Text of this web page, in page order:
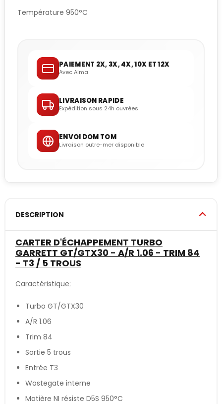
Température 950°C
PAIEMENT 2X, 3X, 4X, 10X ET 12X
Avec Alma
LIVRAISON RAPIDE
Expédition sous 24h ouvrées
ENVOI DOM TOM
Livraison outre-mer disponible
DESCRIPTION
CARTER D'ÉCHAPPEMENT TURBO
GARRETT GT/GTX30 - A/R 1.06 - TRIM 84
- T3 / 5 TROUS
Caractéristique:
Turbo GT/GTX30
A/R 1.06
Trim 84
Sortie 5 trous
Entrée T3
Wastegate interne
Matière NI résiste D5S 950°C